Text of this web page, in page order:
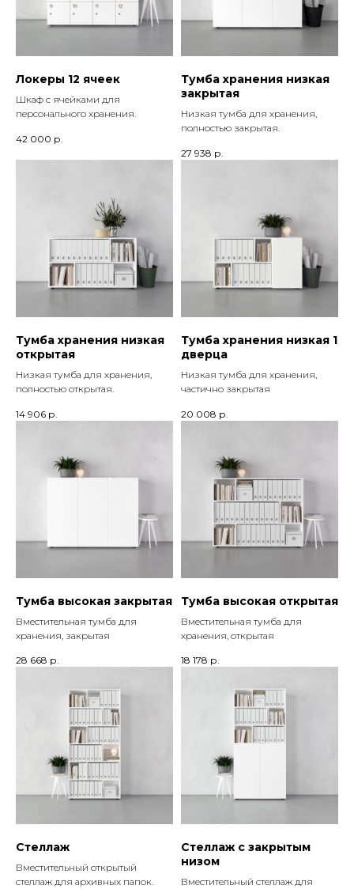
Локеры 12 ячеек
Шкаф с ячейками для
персонального хранения.
42 000 р.
Тумба хранения низкая
закрытая
Низкая тумба для хранения,
полностью закрытая.
27 938 р.
Тумба хранения низкая
открытая
Низкая тумба для хранения,
полностью открытая.
14 906 р.
Тумба хранения низкая 1
дверца
Низкая тумба для хранения,
частично закрытая
20 008 р.
Тумба высокая закрытая
Вместительная тумба для
хранения, закрытая
28 668 р.
Тумба высокая открытая
Вместительная тумба для
хранения, открытая
18 178 р.
Стеллаж
Вместительный открытый
стеллаж для архивных папок.
Стеллаж с закрытым
низом
Вместительный стеллаж для